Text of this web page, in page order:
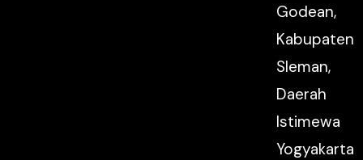
Godean,
Kabupaten
Sleman,
Daerah
Istimewa
Yogyakarta